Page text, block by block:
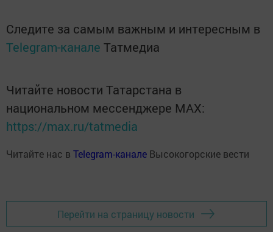
Следите за самым важным и интересным в
Telegram-канале Татмедиа
Читайте новости Татарстана в
национальном мессенджере MАХ:
https://max.ru/tatmedia
Читайте нас в Telegram-канале Высокогорские вести
Перейти на страницу новости